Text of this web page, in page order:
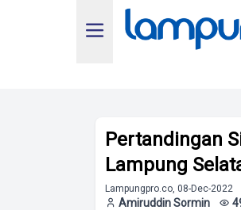
Pertandingan
Lampung
Lampungpro.co, 08-Dec-2022
Amiruddin Sormin